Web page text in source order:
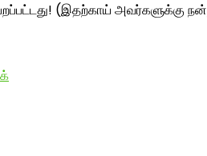
(இதற்காய் அவர்களுக்கு